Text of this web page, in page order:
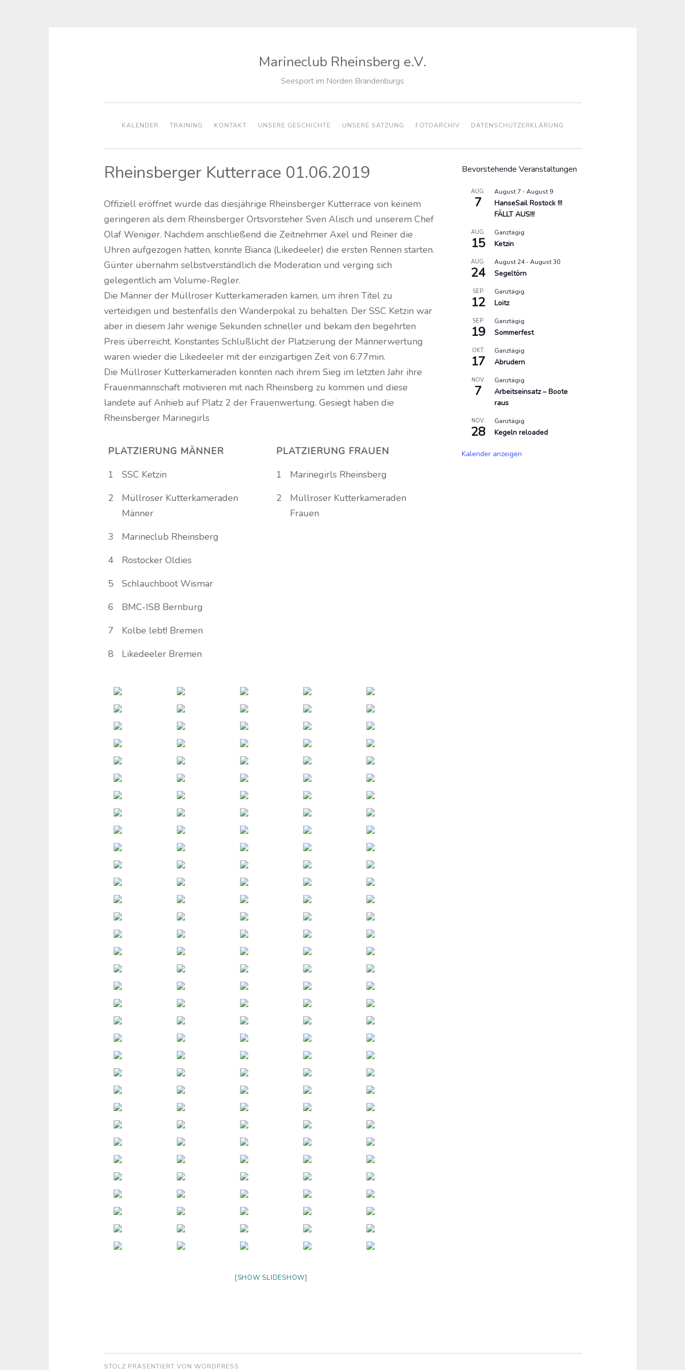
Marineclub Rheinsberg e.V.
Seesport im Norden Brandenburgs
KALENDER TRAINING KONTAKT UNSERE GESCHICHTE UNSERE SATZUNG FOTOARCHIV DATENSCHUTZERKLÄRUNG
Rheinsberger Kutterrace 01.06.2019
Offiziell eröffnet wurde das diesjährige Rheinsberger Kutterrace von keinem
geringeren als dem Rheinsberger Ortsvorsteher Sven Alisch und unserem Chef
Olaf Weniger. Nachdem anschließend die Zeitnehmer Axel und Reiner die
Uhren aufgezogen hatten, konnte Bianca (Likedeeler) die ersten Rennen starten.
Günter übernahm selbstverständlich die Moderation und verging sich
gelegentlich am Volume-Regler.
Die Männer der Müllroser Kutterkameraden kamen, um ihren Titel zu
verteidigen und bestenfalls den Wanderpokal zu behalten. Der SSC Ketzin war
aber in diesem Jahr wenige Sekunden schneller und bekam den begehrten
Preis überreicht. Konstantes Schlußlicht der Platzierung der Männerwertung
waren wieder die Likedeeler mit der einzigartigen Zeit von 6:77min.
Die Müllroser Kutterkameraden konnten nach ihrem Sieg im letzten Jahr ihre
Frauenmannschaft motivieren mit nach Rheinsberg zu kommen und diese
landete auf Anhieb auf Platz 2 der Frauenwertung. Gesiegt haben die
Rheinsberger Marinegirls
PLATZIERUNG MÄNNER
PLATZIERUNG FRAUEN
1
SSC Ketzin 1
Marinegirls Rheinsberg
2
Müllroser Kutterkameraden
Männer
2
Müllroser Kutterkameraden
Frauen
3
Marineclub Rheinsberg
4
Rostocker Oldies
5
Schlauchboot Wismar
6
BMC-ISB Bernburg
7
Kolbe lebt! Bremen
8
Likedeeler Bremen
[SHOW SLIDESHOW]
Bevorstehende Veranstaltungen
AUG.
7
August 7 -August 9
HanseSail Rostock !!!
FÄLLT AUS!!!
AUG.
15
Ganztägig
Ketzin
AUG.
24
August 24-August 30
Segeltörn
SEP.
12
Ganztägig
Loitz
SEP.
19
Ganztägig
Sommerfest
OKT.
17
Ganztägig
Abrudern
NOV.
7
Ganztägig
Arbeitseinsatz – Boote
raus
NOV.
28
Ganztägig
Kegeln reloaded
Kalender anzeigen
STOLZ PRÄSENTIERT VON WORDPRESS